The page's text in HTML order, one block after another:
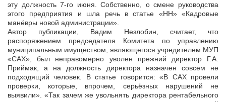
эту должность 7-го июня. Собственно, о смене руководства
этого предприятия и шла речь в статье «НН» «Кадровые
манёвры новой администрации».
Автор публикации, Вадим Незлобин, считает, что
распоряжением председателя Комитета по управлению
муниципальным имуществом, являющегося учредителем МУП
«САХ», был неправомерно уволен прежний директор Г.А.
Приймак, а на должность директора назначен совсем не
подходящий человек. В статье говорится: «В САХ провели
проверки, которые, впрочем, серьёзных нарушений не
выявили». «Так зачем же увольнять директора рентабельного